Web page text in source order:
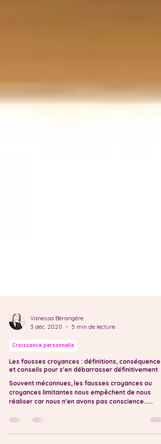
Vanessa Bérangère
3 déc. 2020
5 min de lecture
Croissance personnelle
Les fausses croyances : définitions, conséquences
Souvent méconnues, les fausses croyances ou
croyances limitantes nous empêchent de nous